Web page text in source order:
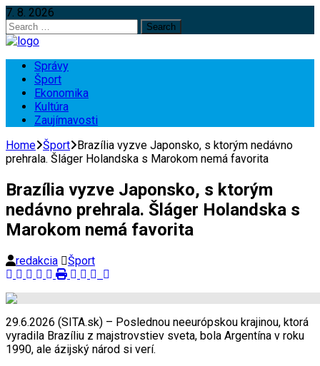
7. 8. 2026
Search
for:
Správy
Šport
Ekonomika
Kultúra
Zaujímavosti
Home Šport Brazília vyzve Japonsko, s ktorým nedávno
prehrala. Šláger Holandska s Marokom nemá favorita
Brazília vyzve Japonsko, s ktorým
nedávno prehrala. Šláger Holandska s
Marokom nemá favorita
redakcia Šport
29.6.2026 (SITA.sk) – Poslednou neeurópskou krajinou, ktorá
vyradila Brazíliu z majstrovstiev sveta, bola Argentína v roku
1990, ale ázijský národ si verí.